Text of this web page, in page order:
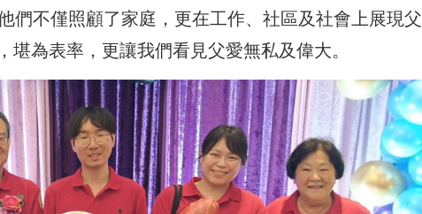
們不僅照顧了家庭，更在工作、社區及社會上展現父
為表率，更讓我們看見父愛無私及偉大。